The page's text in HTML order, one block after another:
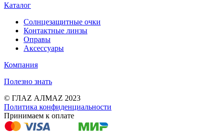
Каталог
Солнцезащитные очки
Контактные линзы
Оправы
Аксессуары
Компания
Полезно знать
© ГЛАZ АЛМАZ 2023
Политика конфиденциальности
Принимаем к оплате